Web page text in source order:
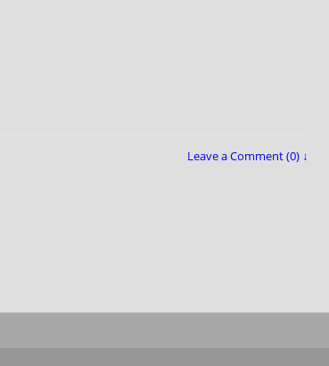
Leave a Comment (0) ↓